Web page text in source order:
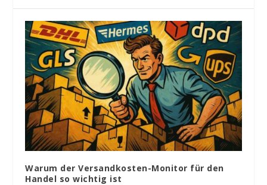
Warum der Versandkosten-Monitor für den
Handel so wichtig ist